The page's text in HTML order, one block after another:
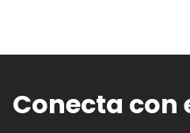
Conecta con